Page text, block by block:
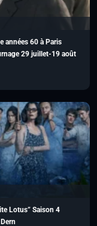
années 60 à Paris
29 juillet-19 août
Lotus” Saison 4